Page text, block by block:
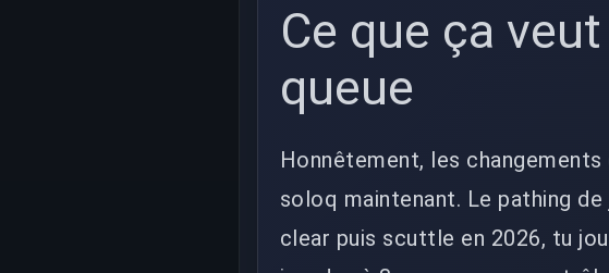
Ce que ça
queue
Honnêtement, les
soloq maintenant. Le pathing
clear puis scuttle en 2026, tu